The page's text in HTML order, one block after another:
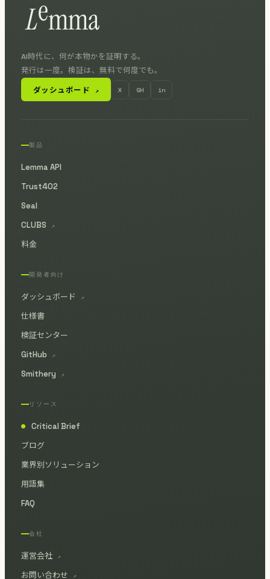
AI時代に、何が本物かを証明する。
発行は一度。検証は、無料で何度でも。
ダッシュボード ↗ X GH in
製品
Lemma API
Trust402
Seal
CLUBS
↗
料金
開発者向け
ダッシュボード ↗
仕様書
検証センター
GitHub
↗
Smithery ↗
リソース
●
Critical Brief
ブログ
業界別ソリューション
用語集
FAQ
会社
運営会社 ↗
お問い合わせ ↗